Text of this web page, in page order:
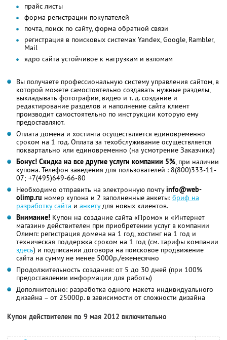
прайс листы
форма регистрации покупателей
почта, поиск по сайту, форма обратной связи
регистрация в поисковых системах Yandex, Google, Rambler,
Mail
ядро сайта устойчивое к нагрузкам и взломам
Вы получаете профессиональную систему управления сайтом, в
которой можете самостоятельно создавать нужные разделы,
выкладывать фотографии, видео и т. д. создание и
редактирование разделов и наполнение сайта клиент
производит самостоятельно по инструкции которую ему
предоставляют.
Оплата домена и хостинга осуществляется единовременно
сроком на 1 год. Оплата за техобслуживание осуществляется
поквартально или единовременно (на усмотрение Заказчика)
Бонус! Скидка на все другие услуги компании 5%, при наличии
купона. Телефон заведения для пользователей : 8(800)333-11-
07; +7(495)649-66-80
Необходимо отправить на электронную почтуinfo@web-
olimp.ru номер купона и 2 заполненные анкеты: бриф на
разработку сайта и анкетудля новых клиентов.
Внимание! Купон на создание сайта «Промо» и «Интернет
магазин» действителен при приобретении услуг в компании
Олимп: регистрация домена на 1 год, хостинг на 1 год и
техническая поддержка сроком на 1 год (см. тарифы компании
здесь) и подписании договора на поисковое продвижение
сайта на сумму не менее 5000р./ежемесячно
Продолжительность создания: от 5 до 30 дней (при 100%
предоставлении информации для работы)
Дополнительно: разработка одного макета индивидуального
дизайна – от 25000р. в зависимости от сложности дизайна
Купон действителен по 9 мая 2012 включительно